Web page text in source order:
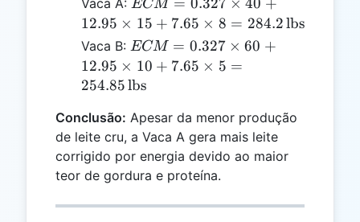
Vaca A:
0.327
\times 40
+ 12.95
\times 15
+ 7.65
\times 8
= 284.2 \,
\text{lbs}
ECM
12.95 × 15 + 7.65 × 8 = 284.2lbs
Vaca B: ECM =
0.327
\times 60
\times 10
+ 7.65
\times 5
= 254.85
\text{lbs}
ECM = 0.327 × 60 +
12.95 × 10 + 7.65 × 5 =
254.85lbs
Conclusão: Apesar da menor produção
de leite cru, a Vaca A gera mais leite
corrigido por energia devido ao maior
teor de gordura e proteína.